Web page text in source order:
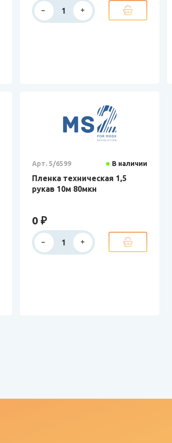
Арт. 5/6599 В наличии
Пленка техническая 1,5
рукав 10м 80мкн
0 ₽